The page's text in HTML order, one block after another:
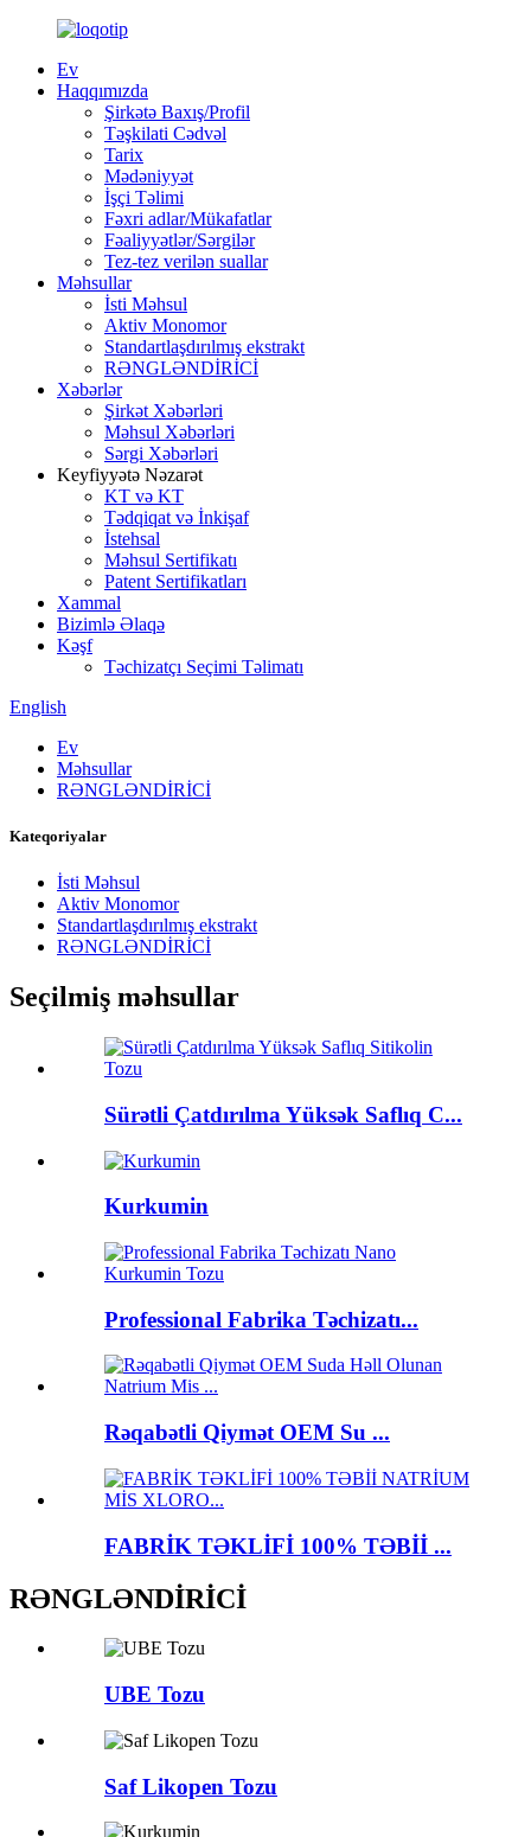
Ev
Haqqımızda
Şirkətə Baxış/Profil
Təşkilati Cədvəl
Tarix
Mədəniyyət
İşçi Təlimi
Fəxri adlar/Mükafatlar
Fəaliyyətlər/Sərgilər
Tez-tez verilən suallar
Məhsullar
İsti Məhsul
Aktiv Monomor
Standartlaşdırılmış ekstrakt
RƏNGLƏNDİRİCİ
Xəbərlər
Şirkət Xəbərləri
Məhsul Xəbərləri
Sərgi Xəbərləri
Keyfiyyətə Nəzarət
KT və KT
Tədqiqat və İnkişaf
İstehsal
Məhsul Sertifikatı
Patent Sertifikatları
Xammal
Bizimlə Əlaqə
Kəşf
Təchizatçı Seçimi Təlimatı
English
Ev
Məhsullar
RƏNGLƏNDİRİCİ
Kateqoriyalar
İsti Məhsul
Aktiv Monomor
Standartlaşdırılmış ekstrakt
RƏNGLƏNDİRİCİ
Seçilmiş məhsullar
Sürətli Çatdırılma Yüksək Saflıq C...
Kurkumin
Professional Fabrika Təchizatı...
Rəqabətli Qiymət OEM Su ...
FABRİK TƏKLİFİ 100% TƏBİİ ...
RƏNGLƏNDİRİCİ
UBE Tozu
Saf Likopen Tozu